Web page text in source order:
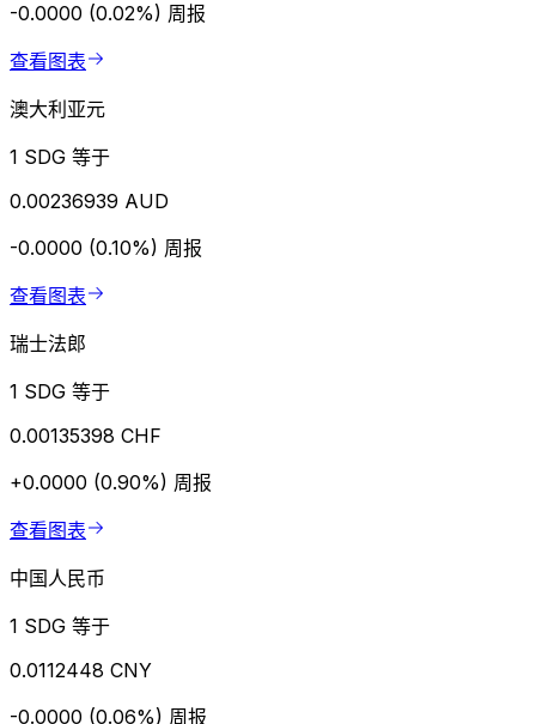
-0.0000 (0.02%) 周报
查看图表
澳大利亚元
1 SDG 等于
0.00236939 AUD
-0.0000 (0.10%) 周报
查看图表
瑞士法郎
1 SDG 等于
0.00135398 CHF
+0.0000 (0.90%) 周报
查看图表
中国人民币
1 SDG 等于
0.0112448 CNY
-0.0000 (0.06%) 周报